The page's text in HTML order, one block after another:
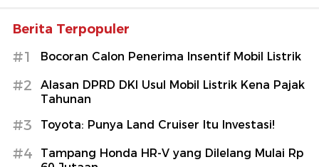
Berita Terpopuler
#1 Bocoran Calon Penerima Insentif Mobil Listrik
#2
Alasan DPRD DKI Usul Mobil Listrik Kena Pajak
Tahunan
#3 Toyota: Punya Land Cruiser Itu Investasi!
#4
Tampang Honda HR-V yang Dilelang Mulai Rp